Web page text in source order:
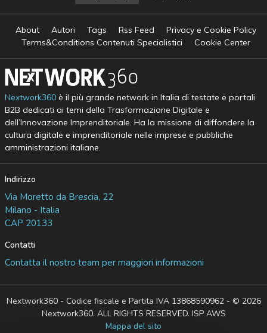
About Autori Tags Rss Feed
Privacy e Cookie Policy
Terms&Conditions Contenuti Specialistici
Cookie Center
Nextwork360è il più grande network in Italia di testate e portali
B2B dedicati ai temi della Trasformazione Digitale e
dell’Innovazione Imprenditoriale. Ha la missione di diffondere la
cultura digitale e imprenditoriale nelle imprese e pubbliche
amministrazioni italiane.
Indirizzo
Via Moretto da Brescia, 22
Milano - Italia
CAP 20133
Contatti
Contatta il nostro team per maggiori informazioni
Nextwork360 - Codice fiscale e Partita IVA 13868590962 - © 2026
Nextwork360. ALL RIGHTS RESERVED. ISP AWS
Mappa del sito